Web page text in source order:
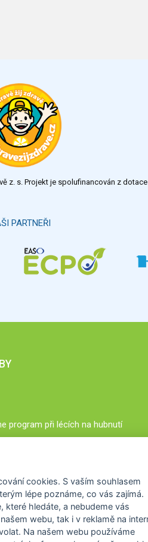
z. s. Projekt je spolufinancován z
PARTNEŘI
program při lécích na hubnutí
cookies. S vaším souhlasem
lépe poznáme, co vás zajímá.
které hledáte, a nebudeme vás
webu, tak i v reklamě na
Na našem webu používáme